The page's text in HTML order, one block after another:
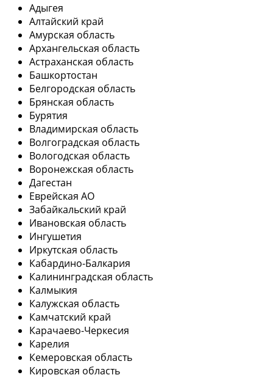
Адыгея
Алтайский край
Амурская область
Архангельская область
Астраханская область
Башкортостан
Белгородская область
Брянская область
Бурятия
Владимирская область
Волгоградская область
Вологодская область
Воронежская область
Дагестан
Еврейская АО
Забайкальский край
Ивановская область
Ингушетия
Иркутская область
Кабардино-Балкария
Калининградская область
Калмыкия
Калужская область
Камчатский край
Карачаево-Черкесия
Карелия
Кемеровская область
Кировская область